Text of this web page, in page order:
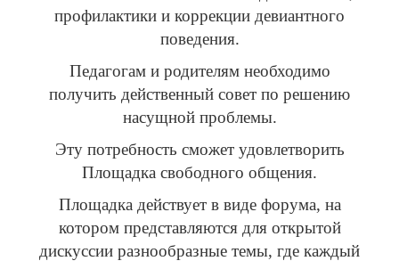
профилактики и коррекции девиантного
поведения.
Педагогам и родителям необходимо
получить действенный совет по решению
насущной проблемы.
Эту потребность сможет удовлетворить
Площадка свободного общения.
Площадка действует в виде форума, на
котором представляются для открытой
дискуссии разнообразные темы, где каждый